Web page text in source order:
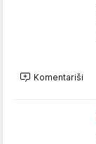
Komentariši